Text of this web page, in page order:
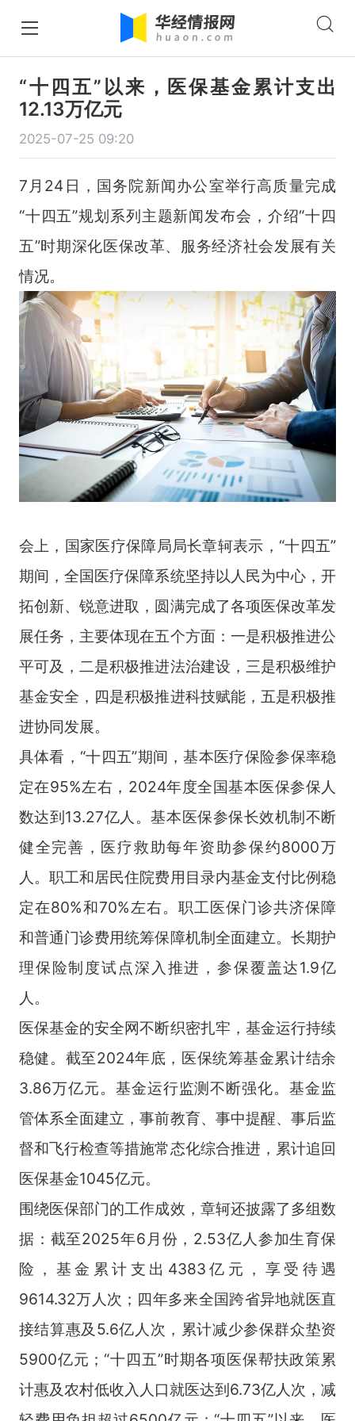
“十四五”以来，医保基金累计支出
12.13万亿元
2025-07-25 09:20
7 月 24 日，国务院新闻办公室举行高质量完成
“十四五”规划系列主题新闻发布会，介绍“十四
五”时期深化医保改革、服务经济社会发展有关
情况。
会上，国家医疗保障局局长章轲表示，“十四五”
期间，全国医疗保障系统坚持以人民为中心，开
拓创新、锐意进取，圆满完成了各项医保改革发
展任务，主要体现在五个方面：一是积极推进公
平可及，二是积极推进法治建设，三是积极维护
基金安全，四是积极推进科技赋能，五是积极推
进协同发展。
具体看，“十四五”期间，基本医疗保险参保率稳
定在95%左右， 2024年度全国基本医保参保人
数达到13.27亿人。基本医保参保长效机制不断
健全完善，医疗救助每年资助参保约8000万
人。职工和居民住院费用目录内基金支付比例稳
定在80%和70%左右。职工医保门诊共济保障
和普通门诊费用统筹保障机制全面建立。长期护
理保险制度试点深入推进，参保覆盖达1.9亿
人。
医保基金的安全网不断织密扎牢，基金运行持续
稳健。截至2024年底，医保统筹基金累计结余
3.86万亿元。基金运行监测不断强化。基金监
管体系全面建立，事前教育、事中提醒、事后监
督和飞行检查等措施常态化综合推进，累计追回
医保基金1045亿元。
围绕医保部门的工作成效，章轲还披露了多组数
据：截至2025年6 月份， 2.53亿人参加生育保
险，基金累计支出 4383 亿元，享受待遇
9614.32万人次；四年多来全国跨省异地就医直
接结算惠及 5.6亿人次，累计减少参保群众垫资
5900亿元；“十四五”时期各项医保帮扶政策累
计惠及农村低收入人口就医达到6.73亿人次，减